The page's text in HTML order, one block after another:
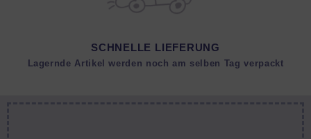
SCHNELLE LIEFERUNG
Lagernde Artikel werden noch am selben Tag verpackt